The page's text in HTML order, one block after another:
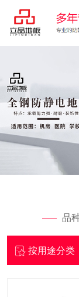
品
按用途分类